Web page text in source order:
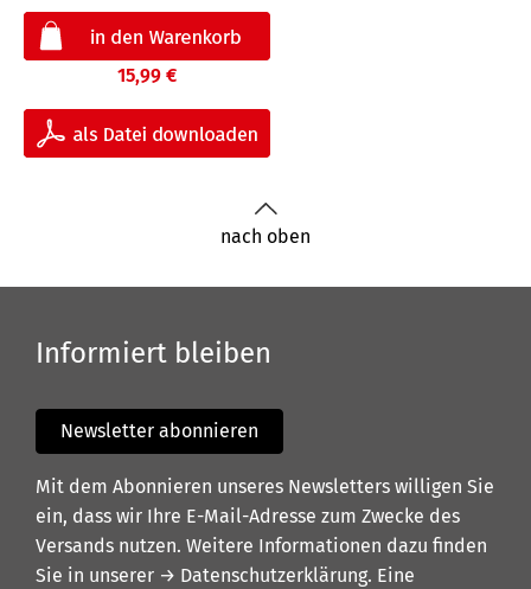
15,99 €
nach oben
Informiert bleiben
Newsletter abonnieren
Mit dem Abonnieren unseres Newsletters willigen Sie
ein, dass wir Ihre E-Mail-Adresse zum Zwecke des
Versands nutzen. Weitere Informationen dazu finden
Sie in unserer → Datenschutzerklärung. Eine